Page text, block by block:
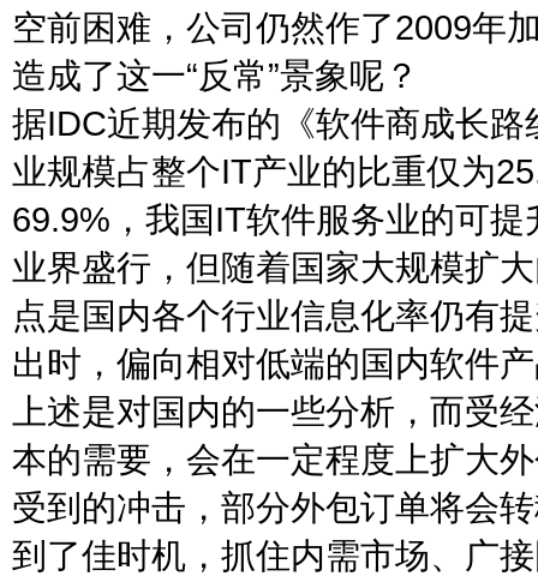
空前困难，公司仍然作了2009年
造成了这一“反常”景象呢？
据IDC近期发布的《软件商成长
业规模占整个IT产业的比重仅为
69.9%，我国IT软件服务业的可
业界盛行，但随着国家大规模扩
点是国内各个行业信息化率仍有
出时，偏向相对低端的国内软件
上述是对国内的一些分析，而受
本的需要，会在一定程度上扩大
受到的冲击，部分外包订单将会
到了佳时机，抓住内需市场、广